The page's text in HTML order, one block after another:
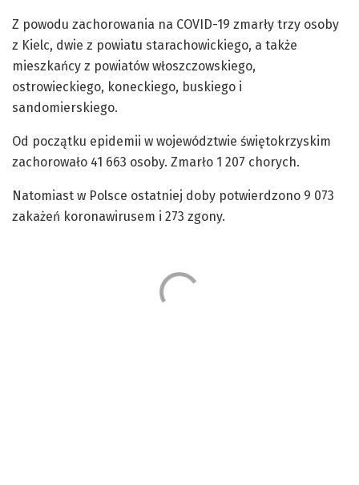
Z powodu zachorowania na COVID-19 zmarły trzy osoby
z Kielc, dwie z powiatu starachowickiego, a także
mieszkańcy z powiatów włoszczowskiego,
ostrowieckiego, koneckiego, buskiego i
sandomierskiego.
Od początku epidemii w województwie świętokrzyskim
zachorowało 41 663 osoby. Zmarło 1 207 chorych.
Natomiast w Polsce ostatniej doby potwierdzono 9 073
zakażeń koronawirusem i 273 zgony.